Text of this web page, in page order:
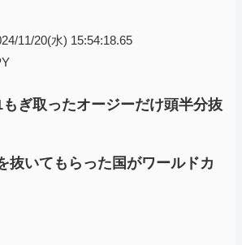
11/20(水) 15:54:18.65
もぎ取ったオージーだけ頭半分抜
抜いてもらった国がワールドカ